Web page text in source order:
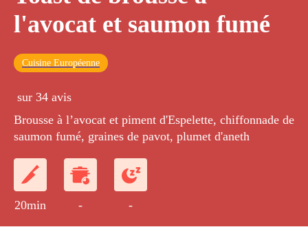
l'avocat et saumon fumé
Cuisine Européenne
sur 34 avis
Brousse à l’avocat et piment d'Espelette, chiffonnade de
saumon fumé, graines de pavot, plumet d'aneth
20min - -